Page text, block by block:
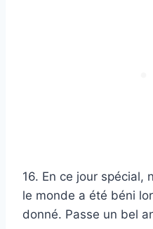
16. En ce jour spécial,
le monde a été béni
donné. Passe un bel